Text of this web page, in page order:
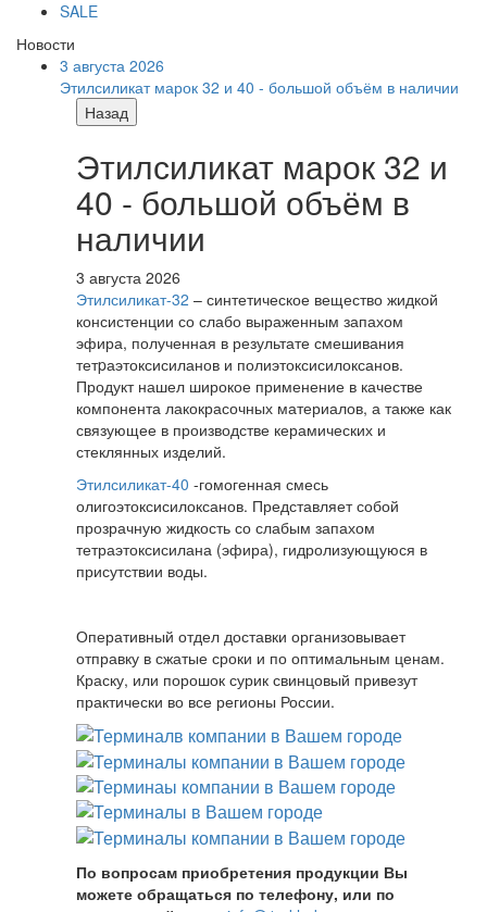
SALE
Новости
3 августа 2026
Этилсиликат марок 32 и 40 - большой объём в наличии
Назад
Этилсиликат марок 32 и
40 - большой объём в
наличии
3 августа 2026
Этилсиликат-32 – синтетическое вещество жидкой
консистенции со слабо выраженным запахом
эфира, полученная в результате смешивания
тетpаэтоксисиланов и полиэтоксисилоксанов.
Продукт нашел широкое применение в качестве
компонента лакокрасочных материалов, а также как
связующее в производстве керамических и
стеклянных изделий.
Этилсиликат-40 -гомогенная смесь
олигоэтоксисилоксанов. Представляет собой
прозрачную жидкость со слабым запахом
тетраэтоксисилана (эфира), гидролизующуюся в
присутствии воды.
Оперативный отдел доставки организовывает
отправку в сжатые сроки и по оптимальным ценам.
Краску, или порошок сурик свинцовый привезут
практически во все регионы России.
По вопросам приобретения продукции Вы
можете обращаться по телефону, или по